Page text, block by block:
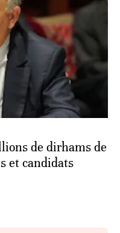
de dirhams de
et candidats